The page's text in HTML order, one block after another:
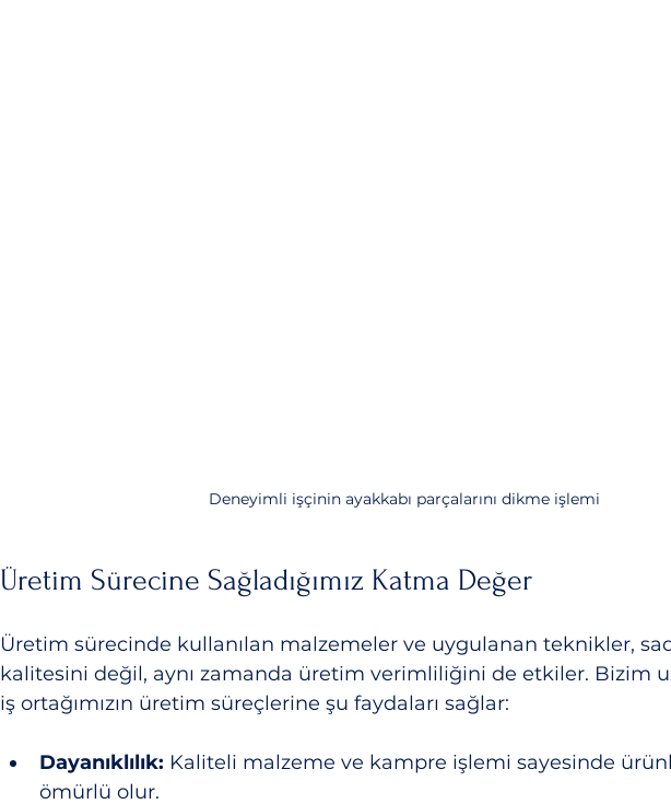
Deneyimli işçinin ayakkabı parçalarını dikme işlemi
Üretim Sürecine Sağladığımız Katma Değer
Üretim sürecinde kullanılan malzemeler ve uygulanan teknikler,
kalitesini değil, aynı zamanda üretim verimliliğini de etkiler. Bizim
iş ortağımızın üretim süreçlerine şu faydaları sağlar:
Dayanıklılık: Kaliteli malzeme ve kampre işlemi sayesinde
ömürlü olur.